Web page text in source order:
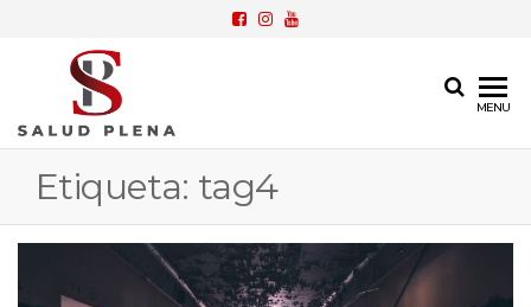
Salud
Plena
MENU
Etiqueta: tag4